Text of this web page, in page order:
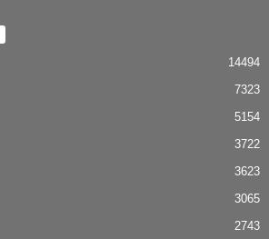
14494
7323
5154
3722
3623
3065
2743